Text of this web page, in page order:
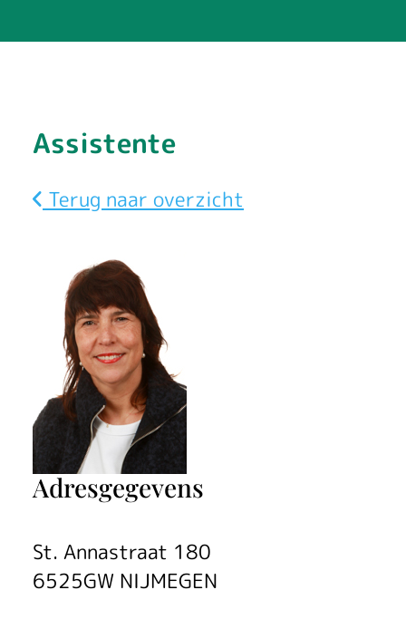
F
a
Assistente
Terug naar overzicht
Adresgegevens
St. Annastraat 180
6525GW NIJMEGEN